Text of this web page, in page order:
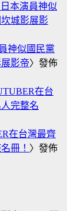
本演員神似
城影展影
神似國民黨
影帝〉發佈
在台
完整名
在台灣最齊
冊！ 〉發佈